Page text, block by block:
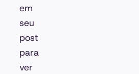
em
seu
post
para
ver